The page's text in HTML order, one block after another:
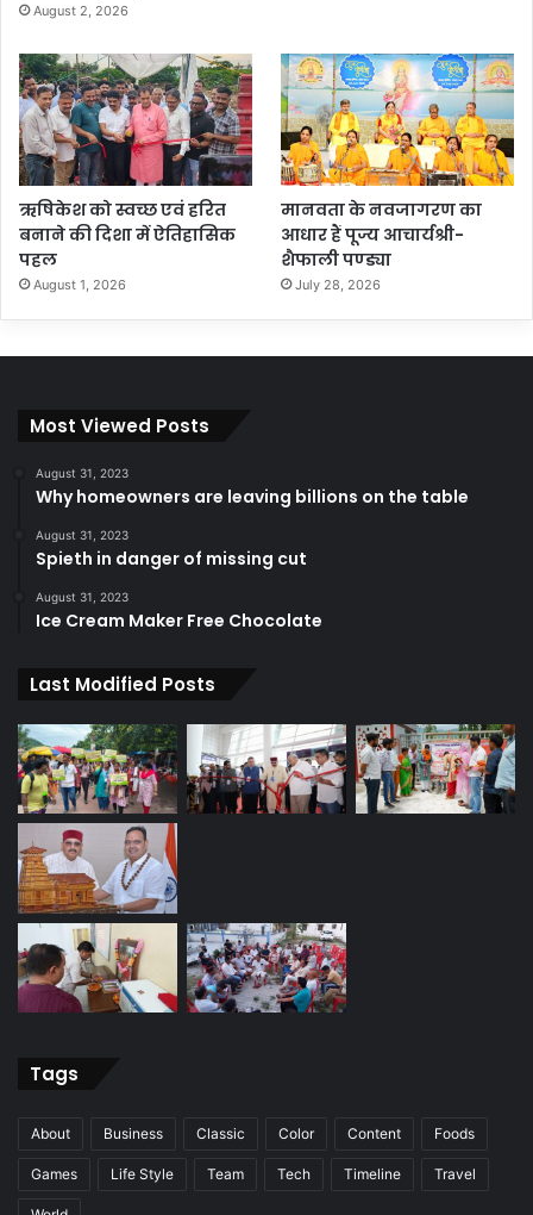
August 2, 2026
ऋषिकेश को स्वच्छ एवं हरित
बनाने की दिशा में ऐतिहासिक
पहल
August 1, 2026
मानवता के नवजागरण का
आधार हैं पूज्य आचार्यश्री-
शैफाली पण्ड्या
July 28, 2026
Most Viewed Posts
August 31, 2023
Why homeowners are leaving billions on the table
August 31, 2023
Spieth in danger of missing cut
August 31, 2023
Ice Cream Maker Free Chocolate
Last Modified Posts
Tags
About Business Classic Color Content Foods
Games Life Style Team Tech Timeline Travel